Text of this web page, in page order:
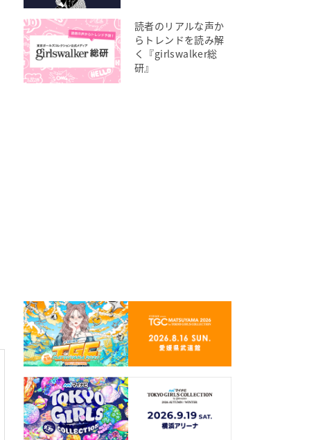
読者のリアルな声か
らトレンドを読み解
く『girlswalker総
研』